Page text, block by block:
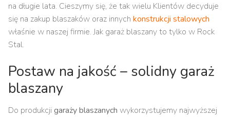
na długie lata. Cieszymy się, że tak wielu Klientów decyduje
się na zakup blaszaków oraz innych konstrukcji stalowych
właśnie w naszej firmie. Jak garaż blaszany to tylko w Rock
Stal.
Postaw na jakość – solidny garaż
blaszany
Do produkcji garaży blaszanych wykorzystujemy najwyższej